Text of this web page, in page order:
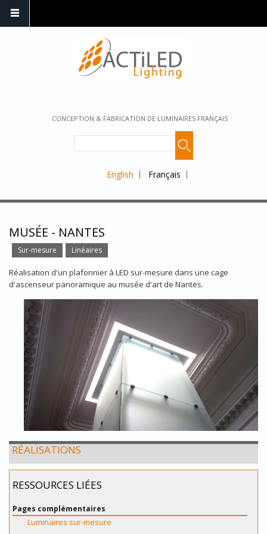
CONCEPTION & FABRICATION DE LUMINAIRES FRANÇAIS
English Français
MUSÉE - NANTES
Sur-mesure Linéaires
Réalisation d'un plafonnier à LED sur-mesure dans une cage
d'ascenseur panoramique au musée d'art de Nantes.
RÉALISATIONS
RESSOURCES LIÉES
Pages complémentaires
Luminaires sur-mesure